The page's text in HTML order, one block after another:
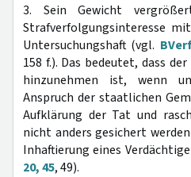
3. Sein Gewicht
Strafverfolgungsinteresse
Untersuchungshaft (vgl.
158 f.). Das bedeutet, dass
hinzunehmen ist, wenn
Anspruch der staatlichen
Aufklärung der Tat und
nicht anders gesichert
Inhaftierung eines
20, 45, 49).